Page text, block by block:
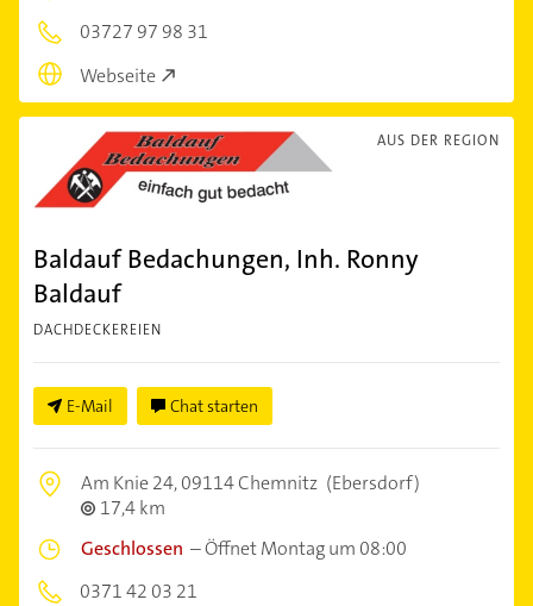
03727 97 98 31
Webseite
AUS DER REGION
Baldauf Bedachungen, Inh. Ronny
Baldauf
DACHDECKEREIEN
E-Mail Chat starten
Am Knie 24,09114 Chemnitz (Ebersdorf)
17,4 km
Geschlossen –Öffnet Montag um 08:00
0371 42 03 21